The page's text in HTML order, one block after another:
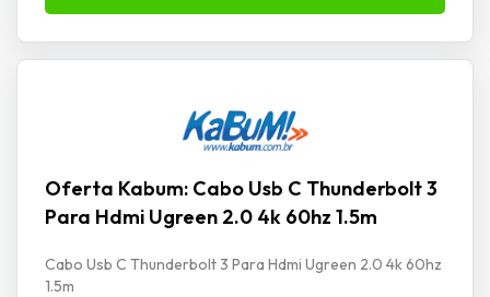
Oferta Kabum: Cabo Usb C Thunderbolt 3
Para Hdmi Ugreen 2.0 4k 60hz 1.5m
Cabo Usb C Thunderbolt 3 Para Hdmi Ugreen 2.0 4k 60hz
1.5m